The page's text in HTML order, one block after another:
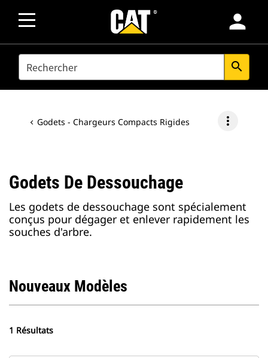
person
SEARCH search
Godets - Chargeurs Compacts Rigides more_vert
Godets De Dessouchage
Les godets de dessouchage sont spécialement
conçus pour dégager et enlever rapidement les
souches d'arbre.
Nouveaux Modèles
1 Résultats